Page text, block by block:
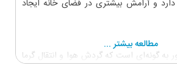
و آرامش بیشتری در فضای خانه ایجاد
به گونه‌ای است که گردش هوا و انتقال گرما
مطالعه بیشتر ...